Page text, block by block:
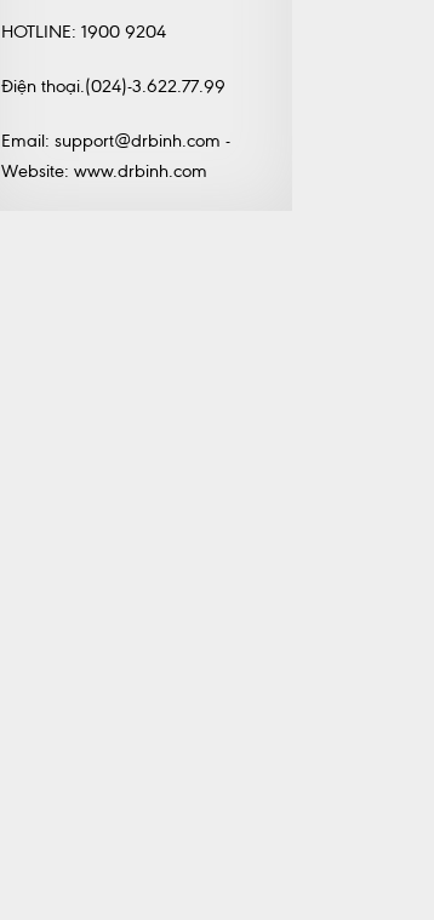
HOTLINE: 1900 9204
Điện thoại.(024)-3.622.77.99
Email: support@drbinh.com -
Website: www.drbinh.com